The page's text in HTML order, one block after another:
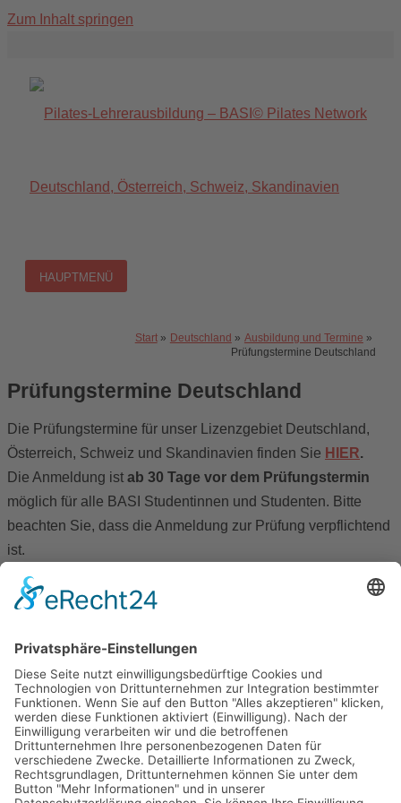
Zum Inhalt springen
HAUPTMENÜ
Start Deutschland
Ausbildung und Termine
Prüfungstermine Deutschland
Prüfungstermine Deutschland
Die Prüfungstermine für unser Lizenzgebiet Deutschland,
Österreich, Schweiz und Skandinavien finden Sie HIER.
Die Anmeldung ist ab 30 Tage vor dem Prüfungstermin
möglich für alle BASI Studentinnen und Studenten. Bitte
beachten Sie, dass die Anmeldung zur Prüfung verpflichtend
ist.
Follow us on:
Facebook-f Instagram
Shop
Als Ausbildungsinstitut anerkannt von: